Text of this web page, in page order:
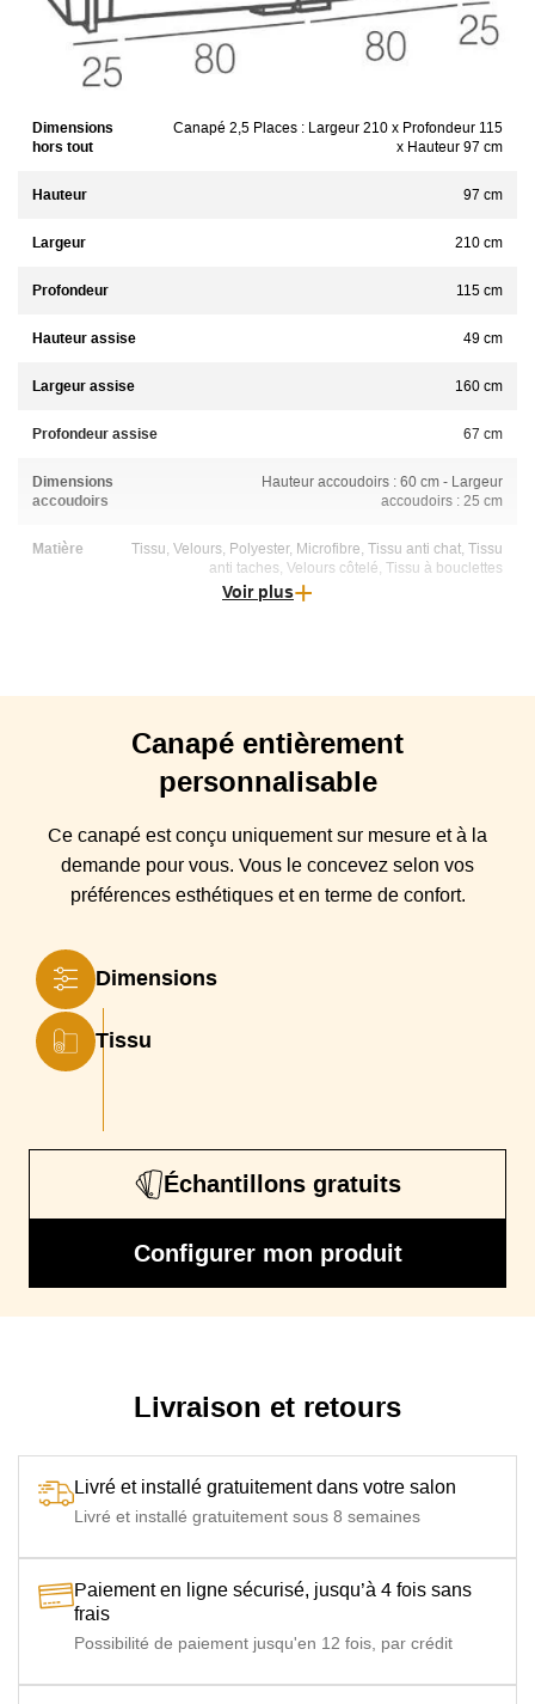
Dimensions
hors tout
Canapé 2,5 Places : Largeur 210 x Profondeur 115
x Hauteur 97 cm
Hauteur 97 cm
Largeur 210 cm
Profondeur 115 cm
Hauteur assise 49 cm
Largeur assise 160 cm
Profondeur assise 67 cm
Dimensions
accoudoirs
Hauteur accoudoirs : 60 cm - Largeur
accoudoirs : 25 cm
Matière
Tissu, Velours, Polyester, Microfibre, Tissu anti chat, Tissu
anti taches, Velours côtelé, Tissu à bouclettes
Bois de Pin massif, panneaux de particules
Coussin(s)
Assise
Déhoussables en mousse polyuréthane HR 42 kg/m3
"HYPERFLEX". Enveloppées dans une couche en
Microfiber Eko (microfibre 100% recyclé) toucher duvet
Coussin(s)
Dossier
Coussin(s) Déco
Piétement
Voir plus
Canapé entièrement
personnalisable
Ce canapé est conçu uniquement sur mesure et à la
demande pour vous. Vous le concevez selon vos
préférences esthétiques et en terme de confort.
Dimensions
Tissu
Échantillons gratuits
Configurer mon produit
Livraison et retours
Livré et installé gratuitement dans votre salon
Livré et installé gratuitement sous 8 semaines
Paiement en ligne sécurisé, jusqu’à 4 fois sans
frais
Possibilité de paiement jusqu'en 12 fois, par crédit